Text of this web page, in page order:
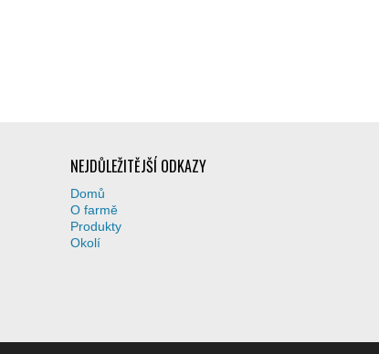
NEJDŮLEŽITĚJŠÍ ODKAZY
Domů
O farmě
Produkty
Okolí